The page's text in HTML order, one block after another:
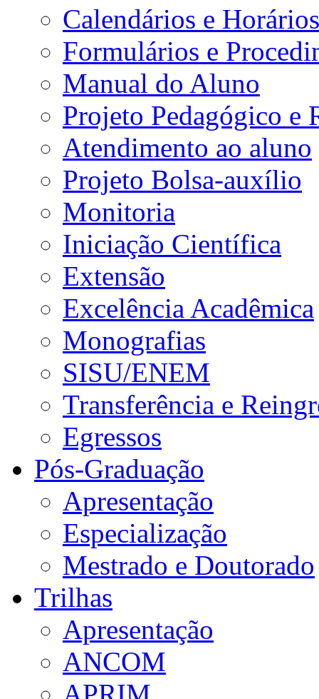
Calendários e Horários
Formulários e
Manual do Aluno
Projeto Pedagógico e
Atendimento ao aluno
Projeto Bolsa-auxílio
Monitoria
Iniciação Científica
Extensão
Excelência Acadêmica
Monografias
SISU/ENEM
Transferência e
Egressos
Pós-Graduação
Apresentação
Especialização
Mestrado e Doutorado
Trilhas
Apresentação
ANCOM